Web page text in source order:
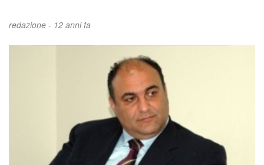
redazione - 12 anni fa